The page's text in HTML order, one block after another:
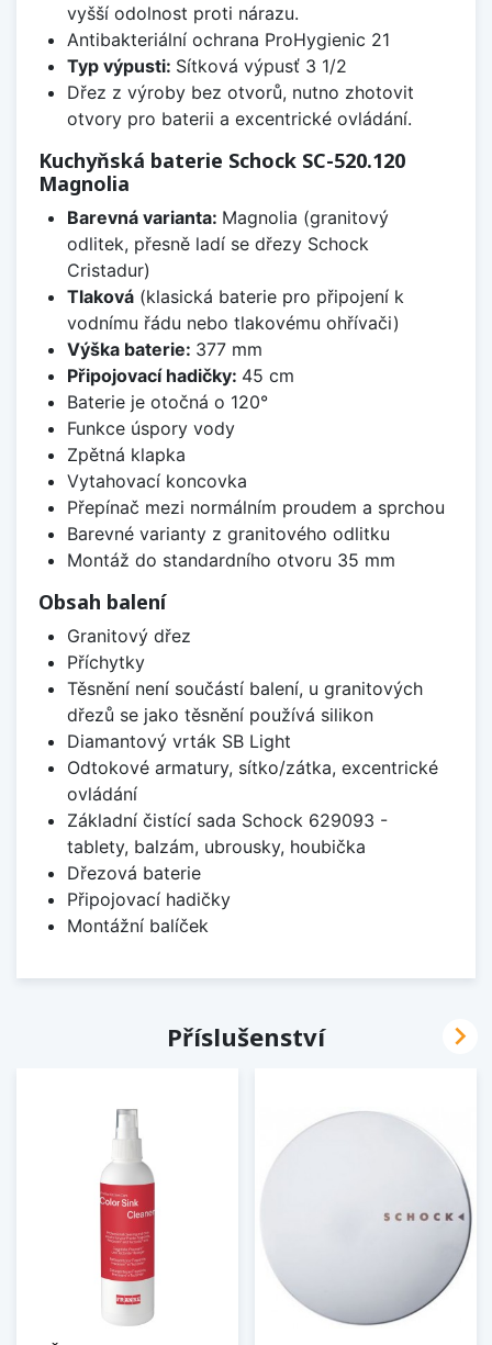
vyšší odolnost proti nárazu.
Antibakteriální ochrana ProHygienic 21
Typ výpusti: Sítková výpusť 3 1/2
Dřez z výroby bez otvorů, nutno zhotovit
otvory pro baterii a excentrické ovládání.
Kuchyňská baterie Schock SC-520.120
Magnolia
Barevná varianta: Magnolia (granitový
odlitek, přesně ladí se dřezy Schock
Cristadur)
Tlaková(klasická baterie pro připojení k
vodnímu řádu nebo tlakovému ohřívači)
Výška baterie: 377 mm
Připojovací hadičky: 45 cm
Baterie je otočná o 120°
Funkce úspory vody
Zpětná klapka
Vytahovací koncovka
Přepínač mezi normálním proudem a sprchou
Barevné varianty z granitového odlitku
Montáž do standardního otvoru 35 mm
Obsah balení
Granitový dřez
Příchytky
Těsnění není součástí balení, u granitových
dřezů se jako těsnění používá silikon
Diamantový vrták SB Light
Odtokové armatury, sítko/zátka, excentrické
ovládání
Základní čistící sada Schock 629093 -
tablety, balzám, ubrousky, houbička
Dřezová baterie
Připojovací hadičky
Montážní balíček
Příslušenství 